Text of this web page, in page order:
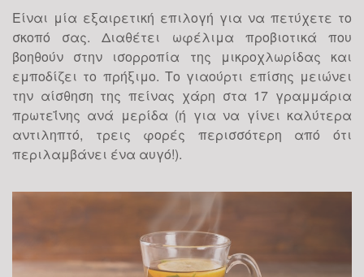
Είναι μία εξαιρετική επιλογή για να πετύχετε το
σκοπό σας. Διαθέτει ωφέλιμα προβιοτικά που
βοηθούν στην ισορροπία της μικροχλωρίδας και
εμποδίζει το πρήξιμο. Το γιαούρτι επίσης μειώνει
την αίσθηση της πείνας χάρη στα 17 γραμμάρια
πρωτεΐνης ανά μερίδα (ή για να γίνει καλύτερα
αντιληπτό, τρεις φορές περισσότερη από ότι
περιλαμβάνει ένα αυγό!).